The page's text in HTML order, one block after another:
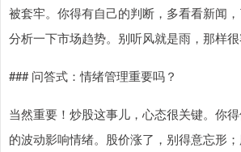
被套牢。你得有自己的判断，多看看新闻
分析一下市场趋势。别听风就是雨，那样很
### 问答式：情绪管理重要吗？
当然重要！炒股这事儿，心态很关键。你
的波动影响情绪。股价涨了，别得意忘形